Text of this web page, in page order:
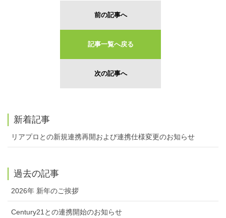
前の記事へ
記事一覧へ戻る
次の記事へ
新着記事
リアプロとの新規連携再開および連携仕様変更のお知らせ
過去の記事
2026年 新年のご挨拶
Century21との連携開始のお知らせ